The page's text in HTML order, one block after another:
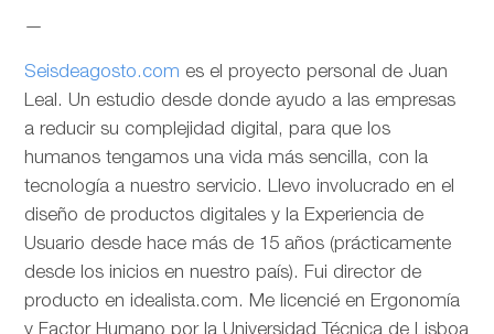
—
Seisdeagosto.com es el proyecto personal de Juan
Leal. Un estudio desde donde ayudo a las empresas
a reducir su complejidad digital, para que los
humanos tengamos una vida más sencilla, con la
tecnología a nuestro servicio. Llevo involucrado en el
diseño de productos digitales y la Experiencia de
Usuario desde hace más de 15 años (prácticamente
desde los inicios en nuestro país). Fui director de
producto en idealista.com. Me licencié en Ergonomía